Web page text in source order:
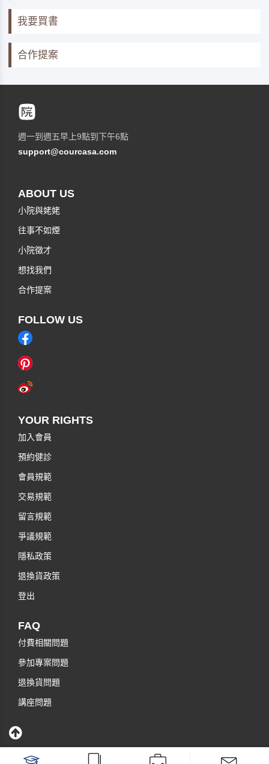
我要買書
合作提案
週一到週五早上9點到下午6點
support@courcasa.com
ABOUT US
小院與姥姥
往事不如煙
小院徵才
想找我們
合作提案
FOLLOW US
YOUR RIGHTS
加入會員
預約健診
會員規範
交易規範
留言規範
爭議規範
隱私政策
退換貨政策
登出
FAQ
付費相關問題
參加專案問題
退換貨問題
講座問題